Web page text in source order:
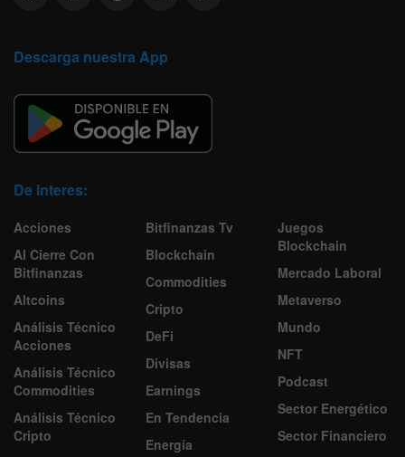
Descarga nuestra App
De Interes:
Acciones
Al Cierre Con
Bitfinanzas
Altcoins
Análisis Técnico
Acciones
Análisis Técnico
Commodities
Análisis Técnico
Cripto
Bitfinanzas Tv
Blockchain
Commodities
Cripto
DeFi
Divisas
Earnings
En Tendencia
Energía
Juegos
Blockchain
Mercado Laboral
Metaverso
Mundo
NFT
Podcast
Sector Energético
Sector Financiero